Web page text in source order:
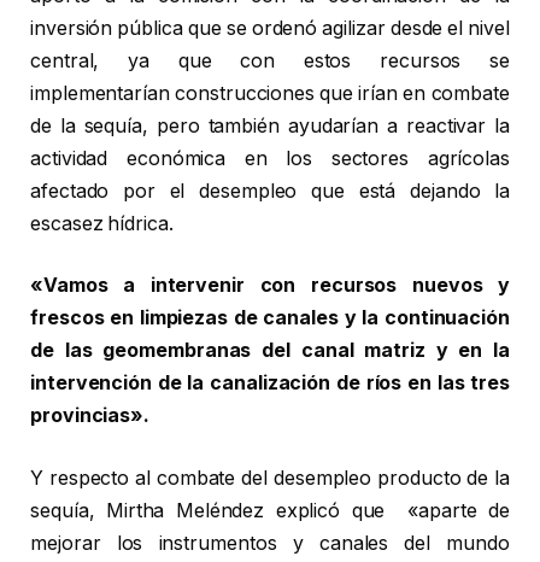
inversión pública que se ordenó agilizar desde el nivel
central, ya que con estos recursos se
implementarían construcciones que irían en combate
de la sequía, pero también ayudarían a reactivar la
actividad económica en los sectores agrícolas
afectado por el desempleo que está dejando la
escasez hídrica.
«Vamos a intervenir con recursos nuevos y
frescos en limpiezas de canales y la continuación
de las geomembranas del canal matriz y en la
intervención de la canalización de ríos en las tres
provincias».
Y respecto al combate del desempleo producto de la
sequía, Mirtha Meléndez explicó que «aparte de
mejorar los instrumentos y canales del mundo